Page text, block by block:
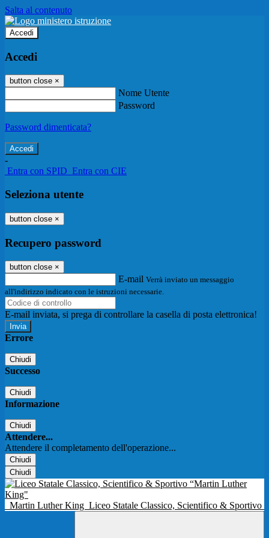
Salta al contenuto
Accedi
Accedi
button close ×
Nome Utente
Password
Password dimenticata?
-
Entra con SPID Entra con CIE
Seleziona utente
button close ×
Recupero password
button close ×
E-mail Verrà inviato un messaggio
all'indirizzo indicato con le istruzioni necessarie.
E-mail inviata, si prega di controllare la casella di posta elettronica!
Errore
Chiudi
Successo
Chiudi
Informazione
Chiudi
Attendere...
Attendere il completamento dell'operazione...
Chiudi
Chiudi
Martin Luther King Liceo Statale Classico, Scientifico & Sportivo